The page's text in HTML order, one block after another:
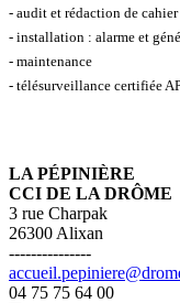
- audit et rédaction de cahier
- installation : alarme et
- maintenance
- télésurveillance certifiée
LA PÉPINIÈRE
CCI DE LA DRÔME
3 rue Charpak
26300 Alixan
---------------
04 75 75 64 00